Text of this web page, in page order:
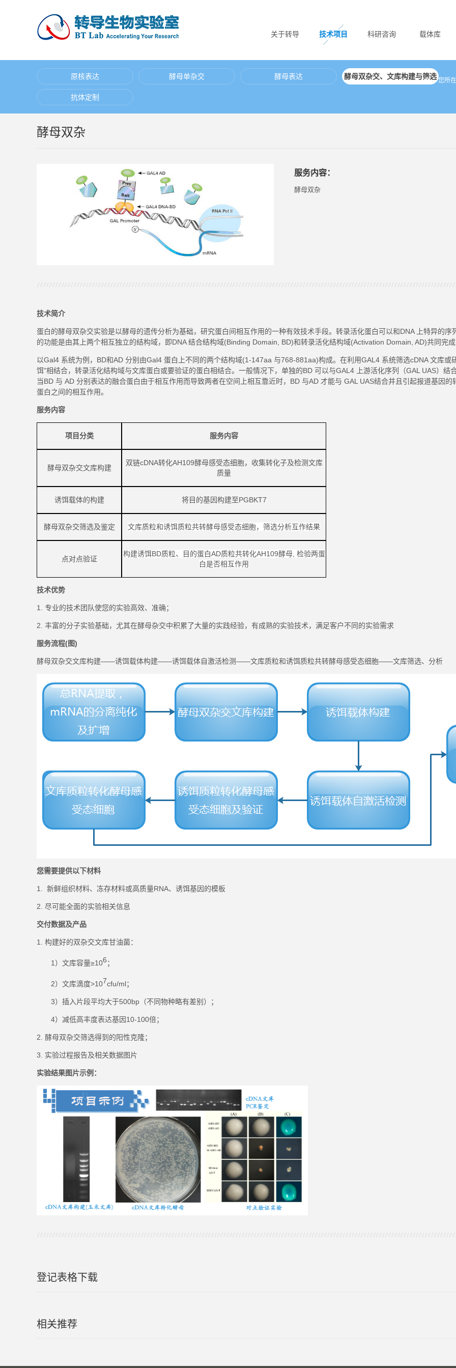
关于转导 技术项目 科研咨询 载体库
原核表达 酵母单杂交 酵母表达 酵母双杂交、文库构建与筛选
抗体定制
您所
酵母双杂
服务内容：
酵母双杂
技术简介
蛋白的酵母双杂交实验是以酵母的遗传分析为基础，研究蛋白间相互作用的一种有效技术手段。转录活化蛋白可以和DNA 上特异的序
的功能是由其上两个相互独立的结构域，即DNA 结合结构域(Binding Domain, BD)和转录活化结构域(Activation Domain, AD)共同完
以Gal4 系统为例，BD和AD 分别由Gal4 蛋白上不同的两个结构域(1-147aa 与768-881aa)构成。在利用GAL4 系统筛选cDNA 文库
饵"相结合，转录活化结构域与文库蛋白或要验证的蛋白相结合。一般情况下，单独的BD 可以与GAL4 上游活化序列（GAL UAS）结
当BD 与 AD 分别表达的融合蛋白由于相互作用而导致两者在空间上相互靠近时，BD 与AD 才能与 GAL UAS结合并且引起报道基因
蛋白之间的相互作用。
服务内容
项目分类 服务内容
酵母双杂交文库构建
双链cDNA转化AH109酵母感受态细胞，收集转化子及检测文库
质量
诱饵载体的构建 将目的基因构建至PGBKT7
酵母双杂交筛选及鉴定 文库质粒和诱饵质粒共转酵母感受态细胞，筛选分析互作结果
点对点验证
构建诱饵BD质粒、 目的蛋白AD质粒共转化AH109酵母, 检验两蛋
白是否相互作用
技术优势
1. 专业的技术团队使您的实验高效、准确；
2. 丰富的分子实验基础，尤其在酵母杂交中积累了大量的实践经验，有成熟的实验技术，满足客户不同的实验需求
服务流程(图)
酵母双杂交文库构建——诱饵载体构建——诱饵载体自激活检测——文库质粒和诱饵质粒共转酵母感受态细胞——文库筛选、分析
您需要提供以下材料
1. 新鲜组织材料、冻存材料或高质量RNA、诱饵基因的模板
2. 尽可能全面的实验相关信息
交付数据及产品
1. 构建好的双杂交文库甘油菌：
1） 文库容量≥106；
2）文库滴度>107cfu/ml；
3）插入片段平均大于500bp（不同物种略有差别）；
4） 减低高丰度表达基因10-100倍；
2. 酵母双杂交筛选得到的阳性克隆；
3. 实验过程报告及相关数据图片
实验结果图片示例 ：
登记表格下载
相关推荐